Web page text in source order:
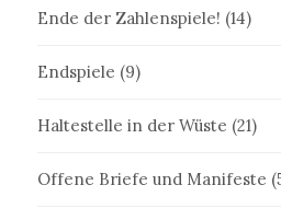
Ende der Zahlenspiele! (14)
Endspiele (9)
Haltestelle in der Wüste (21)
Offene Briefe und Manifeste